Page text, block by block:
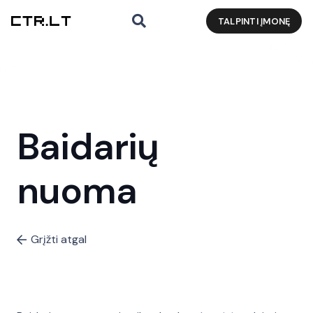
TALPINTI ĮMONĘ
Baidarių
nuoma
Grįžti atgal